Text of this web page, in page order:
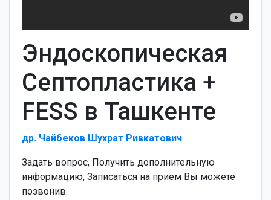
Эндоскопическая
Септопластика +
FESS в Ташкенте
др. Чайбеков Шухрат Ривкатович
Задать вопрос, Получить дополнительную
информацию, Записаться на прием Вы можете
позвонив.